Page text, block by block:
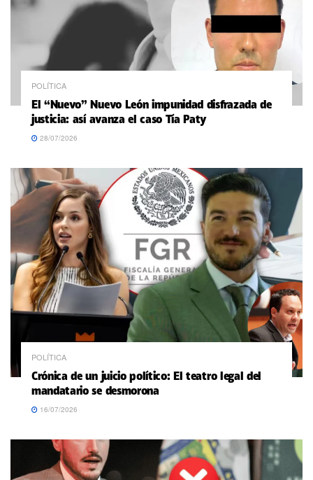
POLÍTICA
El “Nuevo” Nuevo León impunidad disfrazada de
justicia: así avanza el caso Tía Paty
28/07/2026
POLÍTICA
Crónica de un juicio político: El teatro legal del
mandatario se desmorona
16/07/2026